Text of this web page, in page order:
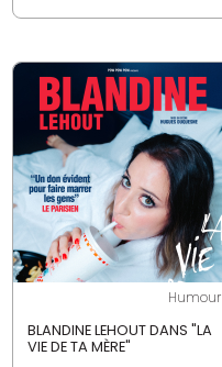
Humour
BLANDINE LEHOUT DANS "LA
VIE DE TA MÈRE"